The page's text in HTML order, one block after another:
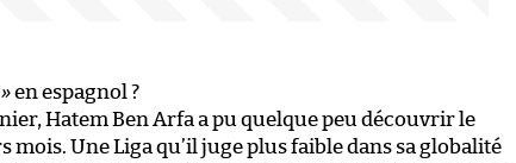
en espagnol ?
Hatem Ben Arfa a pu quelque peu découvrir le
Une Liga qu’il juge plus faible dans sa globalité